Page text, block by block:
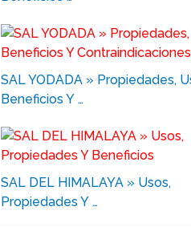
SAL YODADA » Propiedades,
Beneficios Y …
SAL DEL HIMALAYA » Usos,
Propiedades Y …